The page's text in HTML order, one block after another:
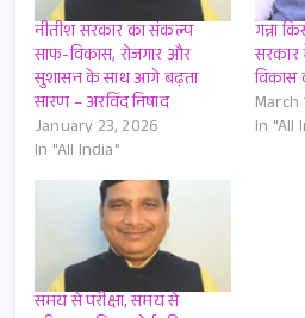
नीतीश सरकार का संकल्प
साफ-विकास, रोजगार और
सुशासन के साथ आगे बढ़ता
सारण – अरविंद निषाद
January 23, 2026
In "All India"
गन्ना
सरकार
विकास
March
In "All
समय से परीक्षा, समय से